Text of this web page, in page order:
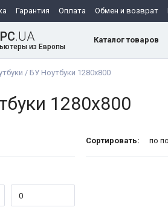
Гарантия Оплата Обмен и возврат
.UA
из Европы
Каталог товаров
/ БУ Ноутбуки 1280x800
1280x800
Сортировать: по